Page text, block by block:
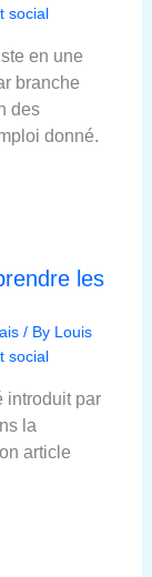
social
en une
branche
des
donné.
les
/ By Louis
social
introduit par
la
article